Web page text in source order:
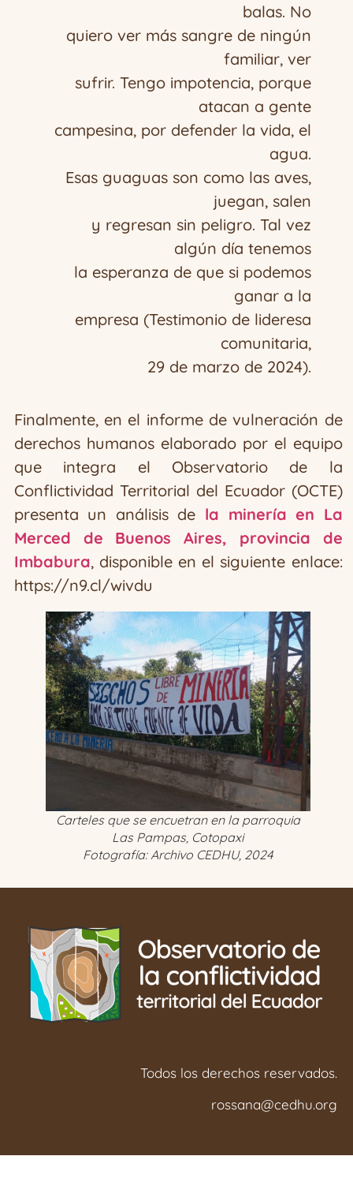
balas. No
quiero ver más sangre de ningún
familiar, ver
sufrir. Tengo impotencia, porque
atacan a gente
campesina, por defender la vida, el
agua.
Esas guaguas son como las aves,
juegan, salen
y regresan sin peligro. Tal vez
algún día tenemos
la esperanza de que si podemos
ganar a la
empresa (Testimonio de lideresa
comunitaria,
29 de marzo de 2024).
Finalmente, en el informe de vulneración de
derechos humanos elaborado por el equipo
que integra el Observatorio de la
Conflictividad Territorial del Ecuador (OCTE)
presenta un análisis de la minería en La
Merced de Buenos Aires, provincia de
Imbabura, disponible en el siguiente enlace:
https://n9.cl/wivdu
Carteles que se encuetran en la parroquia
Las Pampas, Cotopaxi
Fotografía: Archivo CEDHU, 2024
Todos los derechos reservados.
rossana@cedhu.org